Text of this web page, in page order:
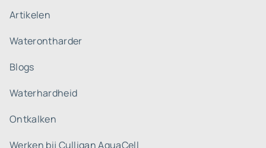
Artikelen
Waterontharder
Blogs
Waterhardheid
Ontkalken
Werken bij Culligan AquaCell